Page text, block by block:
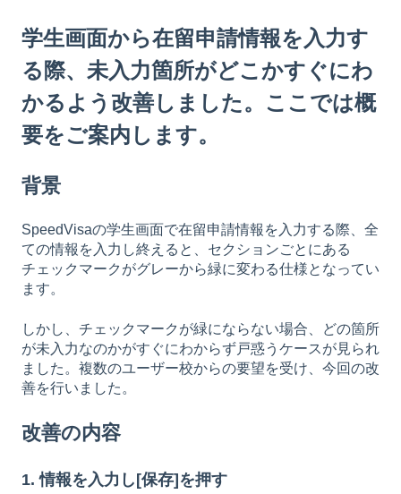
学生画面から在留申請情報を入力す
る際、未入力箇所がどこかすぐにわ
かるよう改善しました。ここでは概
要をご案内します。
背景
SpeedVisaの学生画面で在留申請情報を入力する際、全
ての情報を入力し終えると、セクションごとにある
チェックマークがグレーから緑に変わる仕様となってい
ます。
しかし、チェックマークが緑にならない場合、どの箇所
が未入力なのかがすぐにわからず戸惑うケースが見られ
ました。複数のユーザー校からの要望を受け、今回の改
善を行いました。
改善の内容
1. 情報を入力し[保存]を押す